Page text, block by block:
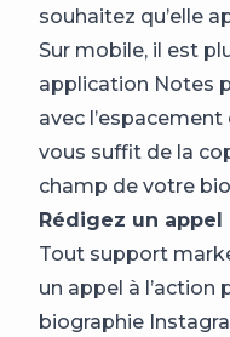
souhaitez qu’elle
Sur mobile, il est
application Notes
avec
vous suffit de la
champ de votre
Rédigez un appel
Tout support
un appel à
biographie